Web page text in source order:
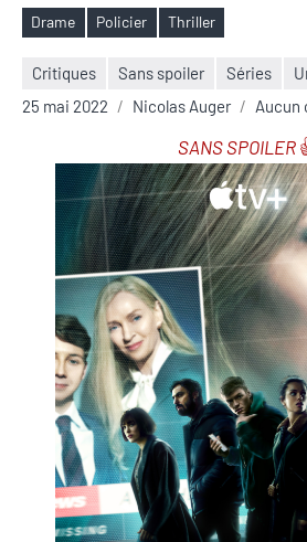
Étiquettes
Drame Policier Thriller
Critiques Sans spoiler Séries
25 mai 2022
Nicolas Auger Aucun